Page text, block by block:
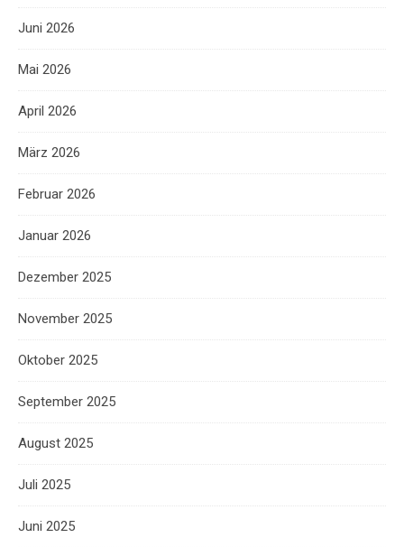
Juni 2026
Mai 2026
April 2026
März 2026
Februar 2026
Januar 2026
Dezember 2025
November 2025
Oktober 2025
September 2025
August 2025
Juli 2025
Juni 2025